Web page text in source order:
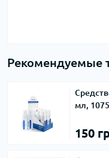
Рекомендуемые
мл, 1075
150